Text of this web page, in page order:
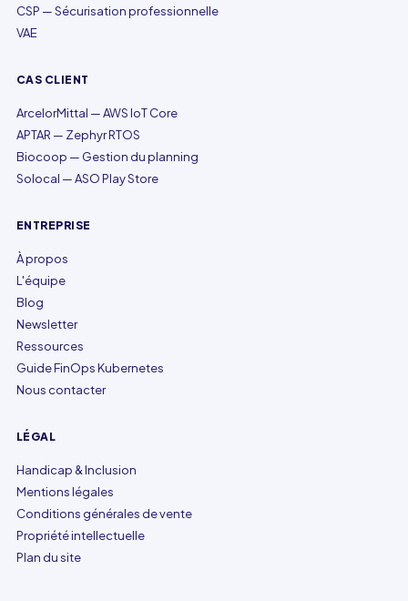
CSP — Sécurisation professionnelle
VAE
CAS CLIENT
ArcelorMittal — AWS IoT Core
APTAR — Zephyr RTOS
Biocoop — Gestion du planning
Solocal — ASO Play Store
ENTREPRISE
À propos
L'équipe
Blog
Newsletter
Ressources
Guide FinOps Kubernetes
Nous contacter
LÉGAL
Handicap & Inclusion
Mentions légales
Conditions générales de vente
Propriété intellectuelle
Plan du site